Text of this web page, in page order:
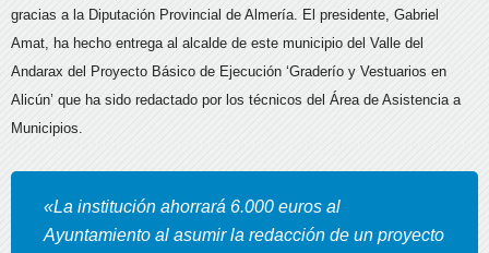
gracias a la Diputación Provincial de Almería. El presidente, Gabriel
Amat, ha hecho entrega al alcalde de este municipio del Valle del
Andarax del Proyecto Básico de Ejecución ‘Graderío y Vestuarios en
Alicún’ que ha sido redactado por los técnicos del Área de Asistencia a
Municipios.
«La institución ahorrará 6.000 euros al
Ayuntamiento al asumir la redacción de un proyecto